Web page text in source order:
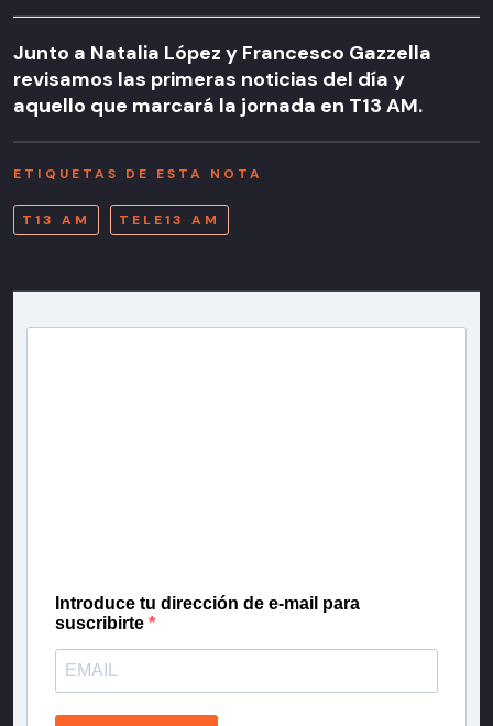
Junto a Natalia López y Francesco Gazzella
revisamos las primeras noticias del día y
aquello que marcará la jornada en T13 AM.
ETIQUETAS DE ESTA NOTA
T13 AM TELE13 AM
Introduce tu dirección de e-mail para
suscribirte